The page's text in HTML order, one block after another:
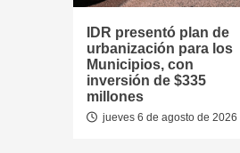
IDR presentó plan de
urbanización para los
Municipios, con
inversión de $335
millones
jueves 6 de agosto de 2026